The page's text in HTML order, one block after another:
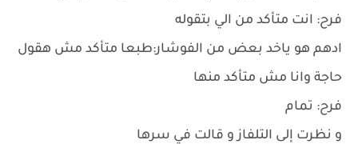
فرح: انت متأكد من الي بتقوله
ادهم هو ياخد بعض من الفوشار:طبعا متأكد مش هقول
حاجة وانا مش متأكد منها
فرح: تمام
و نظرت إلى التلفاز و قالت في سرها